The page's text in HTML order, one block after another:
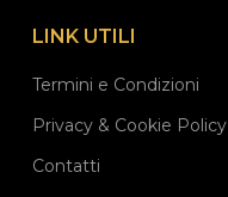
LINK UTILI
Termini e Condizioni
Privacy & Cookie Policy
Contatti